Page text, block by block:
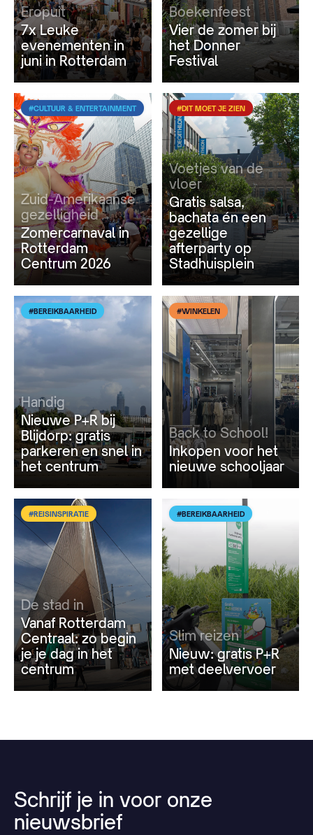
Eropuit
7x Leuke
evenementen in
juni in Rotterdam
Boekenfeest
Vier de zomer bij
het Donner
Festival
#CULTUUR & ENTERTAINMENT
Zuid-Amerikaanse
gezelligheid
Zomercarnaval in
Rotterdam
Centrum 2026
#DIT MOET JE ZIEN
Voetjes van de
vloer
Gratis salsa,
bachata én een
gezellige
afterparty op
Stadhuisplein
#BEREIKBAARHEID
Handig
Nieuwe P+R bij
Blijdorp: gratis
parkeren en snel in
het centrum
#WINKELEN
Back to School!
Inkopen voor het
nieuwe schooljaar
#REISINSPIRATIE
De stad in
Vanaf Rotterdam
Centraal: zo begin
je je dag in het
centrum
#BEREIKBAARHEID
Slim reizen
Nieuw: gratis P+R
met deelvervoer
Schrijf je in voor onze
nieuwsbrief